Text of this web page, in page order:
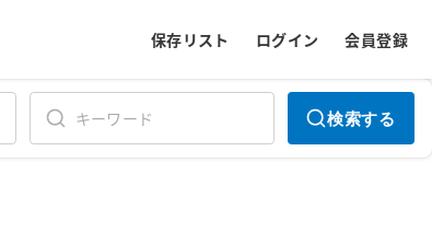
保存リスト ログイン 会員登録
検索する